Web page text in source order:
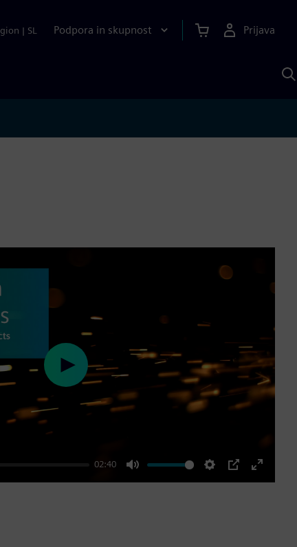
| SL Podpora in skupnost Prijava
s
02:40
Mute Settings
PIP
Enter
Play